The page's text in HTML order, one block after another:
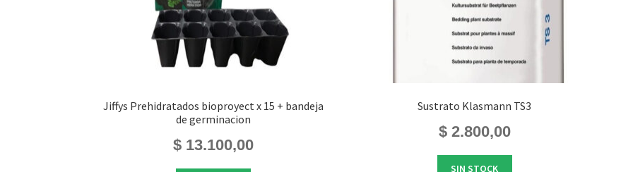
Jiffys Prehidratados bioproyect x 15 + bandeja
de germinacion
$13.100,00
Sustrato Klasmann TS3
$2.800,00
SIN STOCK